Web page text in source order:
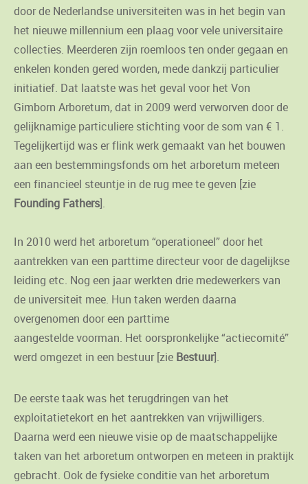
door de Nederlandse universiteiten was in het begin van
het nieuwe millennium een plaag voor vele universitaire
collecties. Meerderen zijn roemloos ten onder gegaan en
enkelen konden gered worden, mede dankzij particulier
initiatief. Dat laatste was het geval voor het Von
Gimborn Arboretum, dat in 2009 werd verworven door de
gelijknamige particuliere stichting voor de som van € 1.
Tegelijkertijd was er flink werk gemaakt van het bouwen
aan een bestemmingsfonds om het arboretum meteen
een financieel steuntje in de rug mee te geven [zie
Founding Fathers].
In 2010 werd het arboretum “operationeel” door het
aantrekken van een parttime directeur voor de dagelijkse
leiding etc. Nog een jaar werkten drie medewerkers van
de universiteit mee. Hun taken werden daarna
overgenomen door een parttime
aangestelde voorman. Het oorspronkelijke “actiecomité”
werd omgezet in een bestuur [zie Bestuur].
De eerste taak was het terugdringen van het
exploitatietekort en het aantrekken van vrijwilligers.
Daarna werd een nieuwe visie op de maatschappelijke
taken van het arboretum ontworpen en meteen in praktijk
gebracht. Ook de fysieke conditie van het arboretum